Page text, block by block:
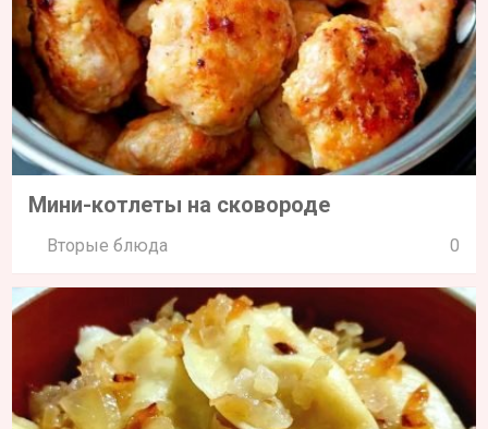
Мини-котлеты на сковороде
Вторые блюда 0